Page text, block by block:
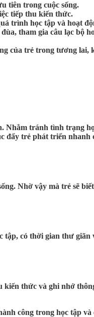
tiên trong cuộc sống.
tiếp thu kiến thức.
trình học tập và hoạt
tham gia câu lạc bộ
của trẻ trong tương lai,
Nhằm tránh tình trạng
đẩy trẻ phát triển
Nhờ vậy mà trẻ sẽ
có thời gian thư giãn
kiến thức và ghi nhớ
công trong học tập và